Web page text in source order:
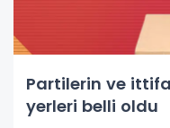
Partilerin ve
yerleri belli oldu